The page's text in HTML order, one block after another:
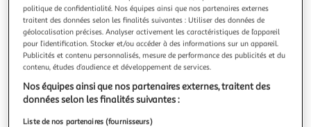
En savoir +
Vendu par1001Jouets
Livraison dès 2/3 jours
Livraison offerte
Plus d'options
Vendu par1001Jouets
politique de confidentialité. Nos équipes ainsi que nos partenaires externes
traitent des données selon les finalités suivantes : Utiliser des données de
géolocalisation précises. Analyser activement les caractéristiques de l’appareil
pour l’identification. Stocker et/ou accéder à des informations sur un appareil.
Publicités et contenu personnalisés, mesure de performance des publicités et du
contenu, études d’audience et développement de services.
Nos équipes ainsi que nos partenaires externes, traitent des
données selon les finalités suivantes :
Liste de nos partenaires (fournisseurs)